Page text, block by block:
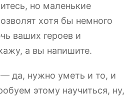
но маленькие
хотя бы немного
ваших героев и
а вы напишите.
— да, нужно уметь и то, и
этому научиться, ну,